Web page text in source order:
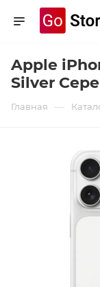
Apple
Silver
Главная —